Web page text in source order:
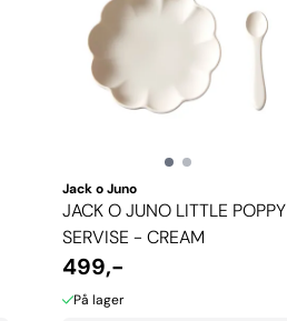
Jack o Juno
JACK O JUNO LITTLE POPPY
SERVISE - CREAM
499,-
På lager